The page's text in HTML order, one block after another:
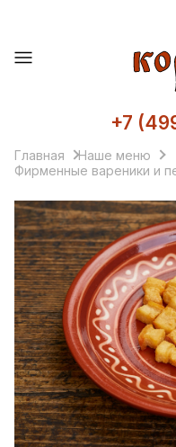
+7
Главная
Наше меню
Фирменные вареники и